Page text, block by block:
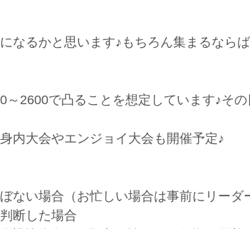
なるかと思います♪もちろん集まるなら
2600で凸ることを想定しています♪そ
内大会やエンジョイ大会も開催予定♪
い場合（お忙しい場合は事前にリーダ
断した場合